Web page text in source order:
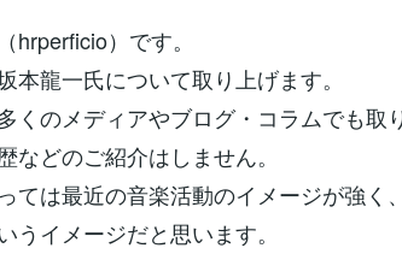
hrperficio）です。
本龍一氏について取り上げます。
くのメディアやブログ・コラムでも取
などのご紹介はしません。
ては最近の音楽活動のイメージが強く
うイメージだと思います。